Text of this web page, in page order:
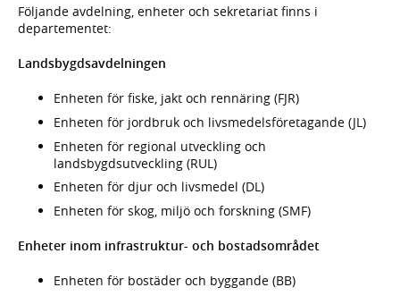
Följande avdelning, enheter och sekretariat finns i
departementet:
Landsbygdsavdelningen
Enheten för fiske, jakt och rennäring (FJR)
Enheten för jordbruk och livsmedelsföretagande (JL)
Enheten för regional utveckling och
landsbygdsutveckling (RUL)
Enheten för djur och livsmedel (DL)
Enheten för skog, miljö och forskning (SMF)
Enheter inom infrastruktur- och bostadsområdet
Enheten för bostäder och byggande (BB)